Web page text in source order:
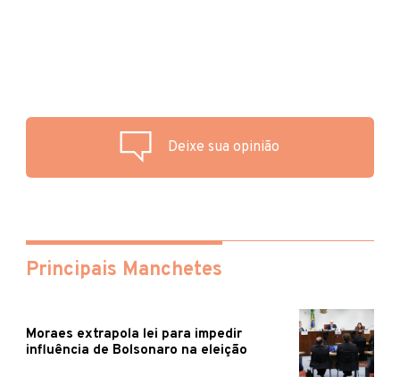
Deixe sua opinião
Principais Manchetes
Moraes extrapola lei para impedir
influência de Bolsonaro na eleição